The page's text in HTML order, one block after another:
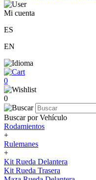
Mi cuenta
ES
EN
0
0
Buscar por Vehículo
Rodamientos
+
Rulemanes
+
Kit Rueda Delantera
Kit Rueda Trasera